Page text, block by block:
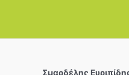
Σµαρδέλης